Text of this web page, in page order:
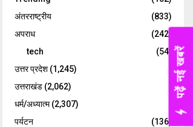
अंतरराष्ट्रीय
(833)
अपराध
(242)
tech
(54)
उत्तर प्रदेश(1,245)
उत्तराखंड (2,062)
धर्म/अध्यात्म(2,307)
पर्यटन
(136)
नई तकनीक वाली
नोटों पर केंद्र
दिखेंगे प्लास्टिक
Daily Lok